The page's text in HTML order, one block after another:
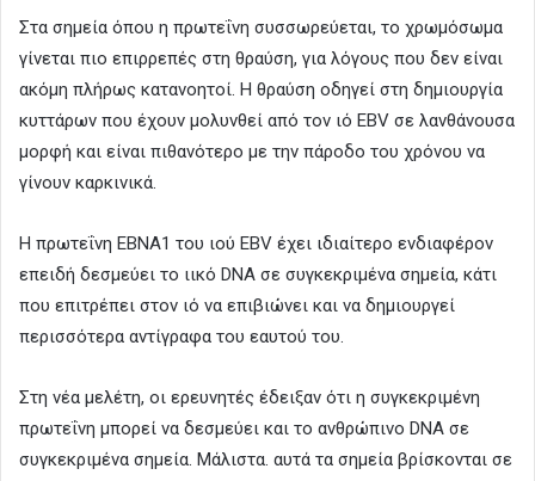
Στα σημεία όπου η πρωτεΐνη συσσωρεύεται, το χρωμόσωμα
γίνεται πιο επιρρεπές στη θραύση, για λόγους που δεν είναι
ακόμη πλήρως κατανοητοί. Η θραύση οδηγεί στη δημιουργία
κυττάρων που έχουν μολυνθεί από τον ιό EBV σε λανθάνουσα
μορφή και είναι πιθανότερο με την πάροδο του χρόνου να
γίνουν καρκινικά.
Η πρωτεΐνη EBNA1 του ιού EBV έχει ιδιαίτερο ενδιαφέρον
επειδή δεσμεύει το ιικό DNA σε συγκεκριμένα σημεία, κάτι
που επιτρέπει στον ιό να επιβιώνει και να δημιουργεί
περισσότερα αντίγραφα του εαυτού του.
Στη νέα μελέτη, οι ερευνητές έδειξαν ότι η συγκεκριμένη
πρωτεΐνη μπορεί να δεσμεύει και το ανθρώπινο DNA σε
συγκεκριμένα σημεία. Μάλιστα. αυτά τα σημεία βρίσκονται σε